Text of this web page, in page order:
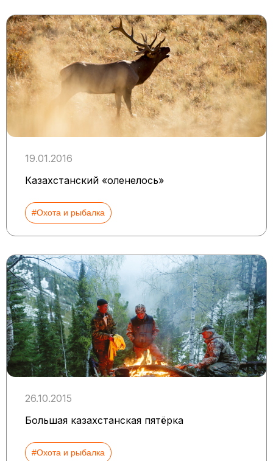
19.01.2016
Казахстанский «оленелось»
#Охота и рыбалка
26.10.2015
Большая казахстанская пятёрка
#Охота и рыбалка